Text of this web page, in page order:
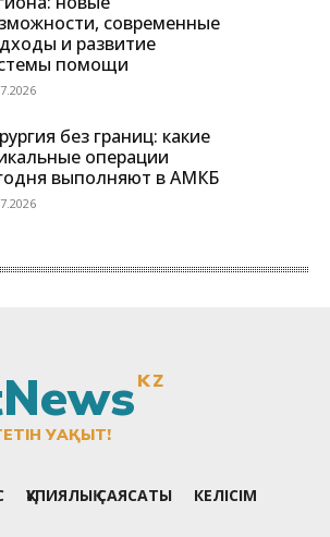
KZ
УАҚЫТ!
ҚҰПИЯЛЫҚ САЯСАТЫ КЕЛІСІМ